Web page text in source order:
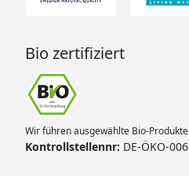
Bio zertifiziert
Wir führen ausgewählte Bio-Produkte
Kontrollstellennr: DE-ÖKO-006